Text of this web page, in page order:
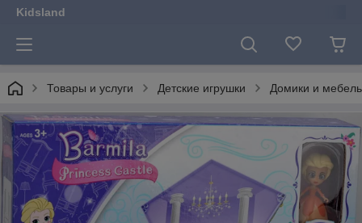
Kidsland
Товары и услуги Детские игрушки Домики и